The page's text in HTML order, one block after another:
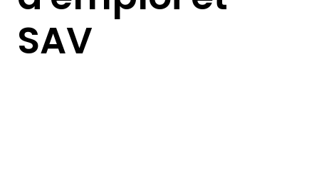
SAV